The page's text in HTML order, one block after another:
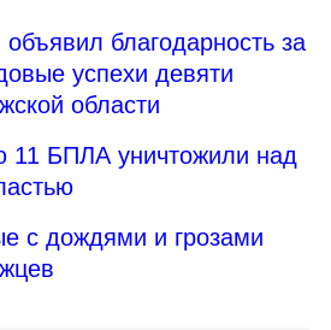
благодарность за
успехи девяти
области
11 БПЛА уничтожили над
с дождями и грозами